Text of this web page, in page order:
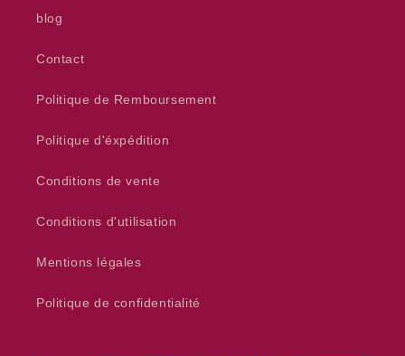
blog
Contact
Politique de Remboursement
Politique d'éxpédition
Conditions de vente
Conditions d'utilisation
Mentions légales
Politique de confidentialité